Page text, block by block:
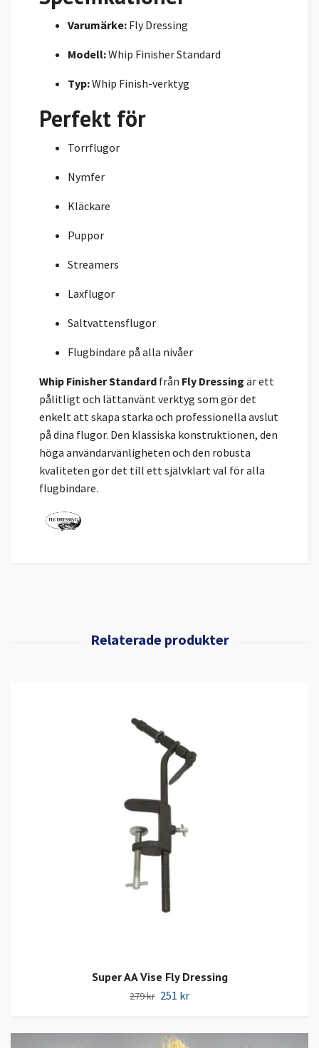
Varumärke: Fly Dressing
Modell:Whip Finisher Standard
Typ:Whip Finish-verktyg
Perfekt för
Torrflugor
Nymfer
Kläckare
Puppor
Streamers
Laxflugor
Saltvattensflugor
Flugbindare på alla nivåer
Whip Finisher Standard från Fly Dressing är ett
pålitligt och lättanvänt verktyg som gör det
enkelt att skapa starka och professionella avslut
på dina flugor. Den klassiska konstruktionen, den
höga användarvänligheten och den robusta
kvaliteten gör det till ett självklart val för alla
flugbindare.
Super AA Vise Fly Dressing
279 kr 251 kr